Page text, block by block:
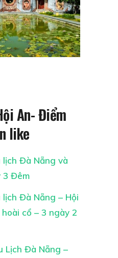
An- Điểm
like
lịch Đà Nẵng và
3 Đêm
lịch Đà Nẵng – Hội
cổ – 3 ngày 2
Lịch Đà Nẵng –